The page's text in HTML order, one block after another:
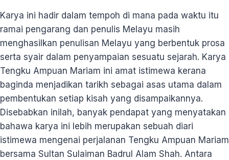
Karya ini hadir dalam tempoh di mana pada waktu itu
ramai pengarang dan penulis Melayu masih
menghasilkan penulisan Melayu yang berbentuk prosa
serta syair dalam penyampaian sesuatu sejarah. Karya
Tengku Ampuan Mariam ini amat istimewa kerana
baginda menjadikan tarikh sebagai asas utama dalam
pembentukan setiap kisah yang disampaikannya.
Disebabkan inilah, banyak pendapat yang menyatakan
bahawa karya ini lebih merupakan sebuah diari
istimewa mengenai perjalanan Tengku Ampuan Mariam
bersama Sultan Sulaiman Badrul Alam Shah. Antara